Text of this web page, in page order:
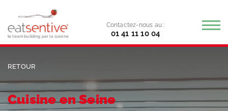
le team building par la cuisine
Contactez-nous au :
01 41 11 10 04
RETOUR
Cuisine en Seine